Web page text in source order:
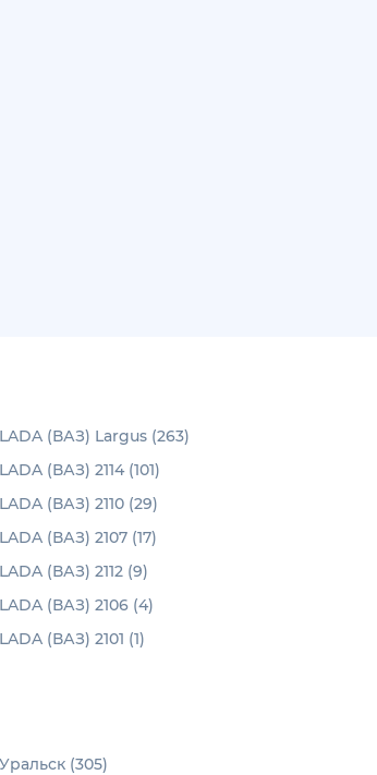
LADA (ВАЗ) Largus (263)
LADA (ВАЗ) 2114 (101)
LADA (ВАЗ) 2110 (29)
LADA (ВАЗ) 2107 (17)
LADA (ВАЗ) 2112 (9)
LADA (ВАЗ) 2106 (4)
LADA (ВАЗ) 2101 (1)
Уральск (305)